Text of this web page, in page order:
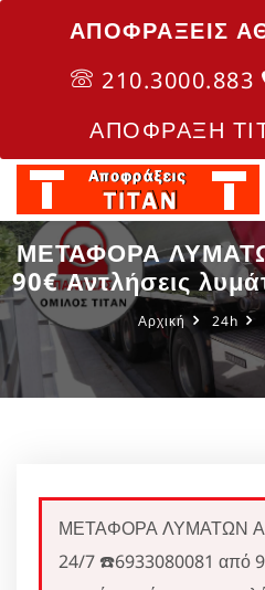
ΑΠΟΦΡΑΞΕΙΣ
210.3000.883
ΑΠΟΦΡΑΞΗ
ΜΕΤΑΦΟΡΑ
90€ Αντλήσεις
Αρχική 24h
ΜΕΤΑΦΟΡΑ ΛΥΜΑΤΩΝ
24/7 ☎️6933080081 από